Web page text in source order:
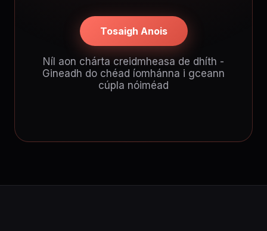
Tosaigh Anois
Níl aon chárta creidmheasa de dhíth -
Gineadh do chéad íomhánna i gceann
cúpla nóiméad